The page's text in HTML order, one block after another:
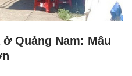
Quảng Nam: Mâu